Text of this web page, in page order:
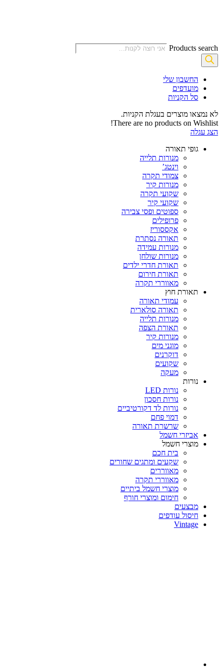
Products search
החשבון שלי‬
‫מועדפים‬‬
סל הקניות
לא נמצאו מוצרים בעגלת הקניות.
There are no products on Wishlist!
הצג עגלה
גופי תאורה
מנורות תלייה
וינטג’
צמודי תקרה
מנורות קיר
שקועי תקרה
שקועי קיר
ספוטים ופסי צבירה
פרופילים
אקססוריז
תאורה נסתרת
מנורות עמידה
מנורות שולחן
תאורת חדרי ילדים
תאורת חירום
מאווררי תקרה
תאורת חוץ
עמודי תאורה
תאורה סולארית
מנורות תלייה
תאורת הצפה
מנורות קיר
מוגני מים
דוקרנים
שקועים
מעקה
נורות
נורות LED
נורות חסכון
נורות לד דקורטיביים
דמוי פחם
שרשרת תאורה
אביזרי חשמל
מוצרי חשמל
בית חכם
שקעים ומתגים שחורים
מאווררים
מאווררי תקרה
מוצרי חשמל ביתיים
חימום ומוצרי חורף
מבצעים
חיסול עודפים
Vintage